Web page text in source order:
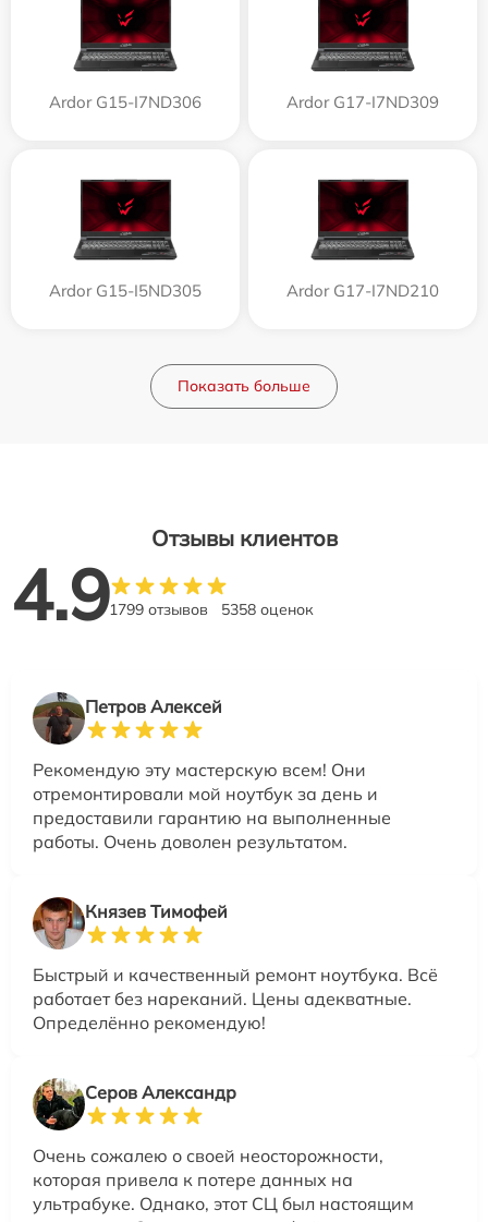
Ardor G15-I7ND306 Ardor G17-I7ND309
Ardor G15-I5ND305 Ardor G17-I7ND210
Показать больше
Отзывы клиентов
4.91799 отзывов 5358 оценок
Петров Алексей
Рекомендую эту мастерскую всем! Они
отремонтировали мой ноутбук за день и
предоставили гарантию на выполненные
работы. Очень доволен результатом.
Князев Тимофей
Быстрый и качественный ремонт ноутбука. Всё
работает без нареканий. Цены адекватные.
Определённо рекомендую!
Серов Александр
Очень сожалею о своей неосторожности,
которая привела к потере данных на
ультрабуке. Однако, этот СЦ был настоящим